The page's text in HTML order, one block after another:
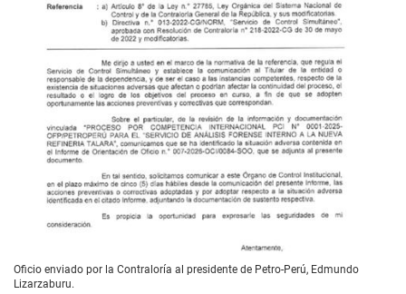
Oficio enviado por la Contraloría al presidente de Petro-Perú, Edmundo
Lizarzaburu.